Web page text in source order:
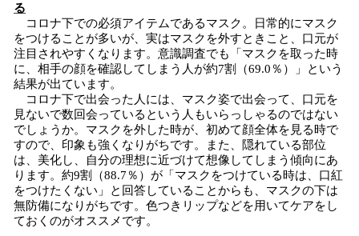
る
コロナ下での必須アイテムであるマスク。日常的にマスク
をつけることが多いが、実はマスクを外すときこと、口元が
注目されやすくなります。意識調査でも「マスクを取った時
に、相手の顔を確認してしまう人が約7割（69.0％）」という
結果が出ています。
コロナ下で出会った人には、マスク姿で出会って、口元を
見ないで数回会っているという人もいらっしゃるのではない
でしょうか。マスクを外した時が、初めて顔全体を見る時で
すので、印象も強くなりがちです。また、隠れている部位
は、美化し、自分の理想に近づけて想像してしまう傾向にあ
ります。約9割（88.7％）が「マスクをつけている時は、口紅
をつけたくない」と回答していることからも、マスクの下は
無防備になりがちです。色つきリップなどを用いてケアをし
ておくのがオススメです。